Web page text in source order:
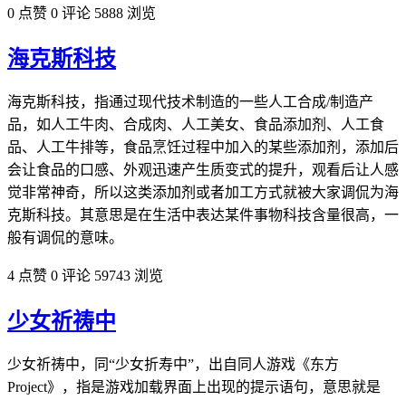
0 点赞 0 评论 5888 浏览
海克斯科技
海克斯科技，指通过现代技术制造的一些人工合成/制造产
品，如人工牛肉、合成肉、人工美女、食品添加剂、人工食
品、人工牛排等，食品烹饪过程中加入的某些添加剂，添加后
会让食品的口感、外观迅速产生质变式的提升，观看后让人感
觉非常神奇，所以这类添加剂或者加工方式就被大家调侃为海
克斯科技。其意思是在生活中表达某件事物科技含量很高，一
般有调侃的意味。
4 点赞 0 评论 59743 浏览
少女祈祷中
少女祈祷中，同“少女折寿中”，出自同人游戏《东方
Project》，指是游戏加载界面上出现的提示语句，意思就是